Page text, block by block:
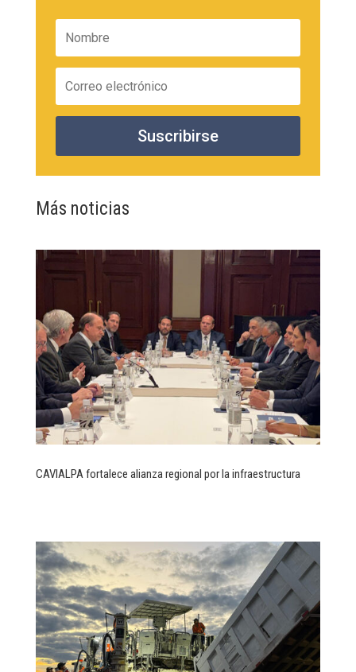
Suscribirse
Más noticias
CAVIALPA fortalece alianza regional por la infraestructura